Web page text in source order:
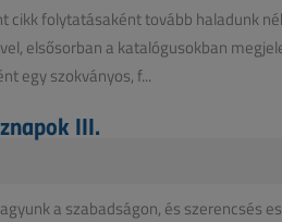
cikk folytatásaként tovább haladunk
elsősorban a katalógusokban
egy szokványos, f...
III.
a szabadságon, és szerencsés